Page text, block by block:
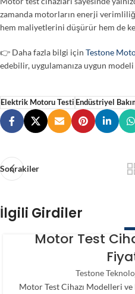
zamanda motorların enerji
hem maliyetlerini düşürür hem de
👉 Daha fazla bilgi için Testone
edebilir, uygulamanıza uygun
Elektrik Motoru Testi Endüstriyel
Sonrakiler
İlgili Girdiler
Motor Test
Testone
Motor Test Cihazı Modelleri